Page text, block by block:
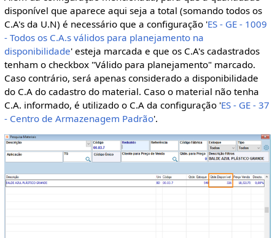
disponível que aparece aqui seja a total (somando todos os
C.A's da U.N) é necessário que a configuração 'ES - GE - 1009
- Todos os C.A.s válidos para planejamento na
disponibilidade' esteja marcada e que os C.A's cadastrados
tenham o checkbox "Válido para planejamento" marcado.
Caso contrário, será apenas considerado a disponibilidade
do C.A do cadastro do material. Caso o material não tenha
C.A. informado, é utilizado o C.A da configuração 'ES - GE - 37
- Centro de Armazenagem Padrão'.